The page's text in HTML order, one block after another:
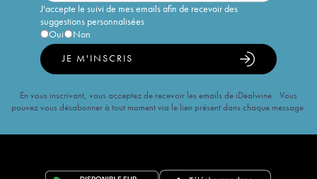
J'accepte le suivi de mes emails afin de recevoir des
suggestions personnalisées
Oui
Non
JE M'INSCRIS
En vous inscrivant, vous acceptez de recevoir les emails de iDealwine. Vous
pouvez vous désabonner à tout moment via le lien présent dans chaque message.